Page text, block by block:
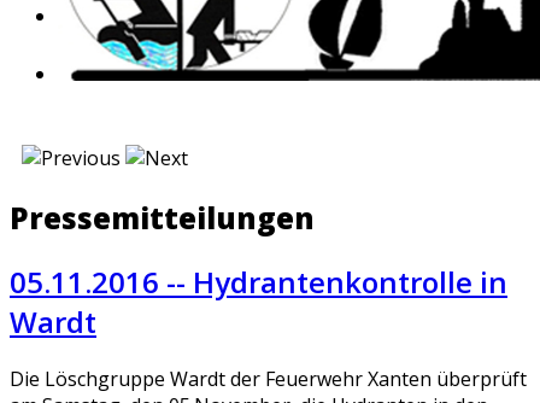
Pressemitteilungen
05.11.2016 -- Hydrantenkontrolle in
Wardt
Die Löschgruppe Wardt der Feuerwehr Xanten überprüft